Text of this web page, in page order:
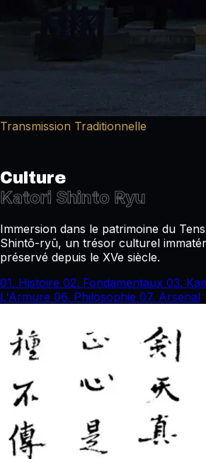
Transmission Traditionnelle
Culture
Katori Shinto Ryu
Immersion dans le patrimoine du
Shintō-ryū, un trésor culturel
préservé depuis le XVe siècle.
01. Histoire 02. Fondamentaux 03.
L'Armure 06. Philosophie 07. Arsenal